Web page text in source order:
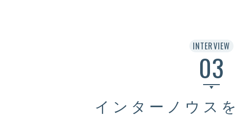
INTERVIEW
03
インターノウス